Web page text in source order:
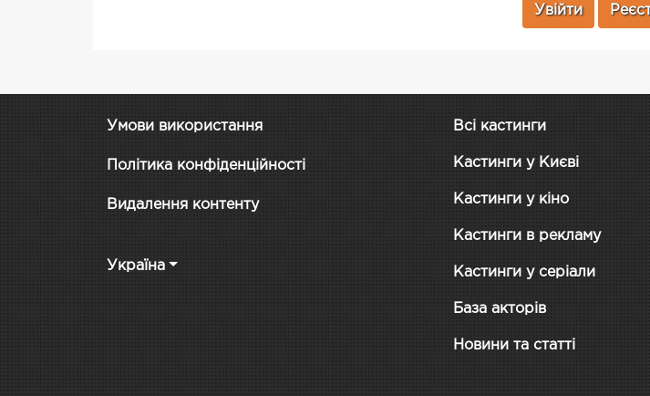
Увійти
Умови використання
Політика конфіденційності
Видалення контенту
Україна
Всі кастинги
Кастинги у Києві
Кастинги у кіно
Кастинги в рекламу
Кастинги у серіали
База акторів
Новини та статті